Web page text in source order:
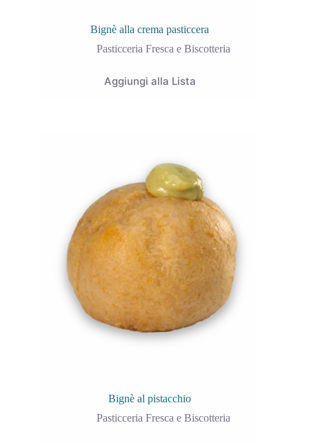
Bignè alla crema pasticcera
Pasticceria Fresca e Biscotteria
Aggiungi alla Lista
Bignè al pistacchio
Pasticceria Fresca e Biscotteria